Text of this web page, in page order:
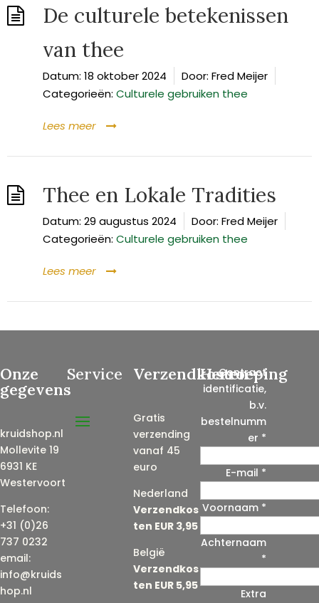
De culturele betekenissen
van thee
Datum: 18 oktober 2024 Door: Fred Meijer
Categorieën: Culturele gebruiken thee
Lees meer
Thee en Lokale Tradities
Datum: 29 augustus 2024 Door: Fred Meijer
Categorieën: Culturele gebruiken thee
Lees meer
Onze
gegevens
kruidshop.nl
Mollevite 19
6931 KE
Westervoort
Telefoon:
+31 (0)26
737 0232
email:
info@kruids
hop.nl
Service Verzendkosten
Gratis
verzending
vanaf 45
euro
Nederland
Verzendkos
ten EUR 3,95
België
Verzendkos
ten EUR 5,95
Herroeping
Contract
identificatie,
b.v.
bestelnumm
er *
E-mail *
l
Voornaam *
Achternaam
*
Extra